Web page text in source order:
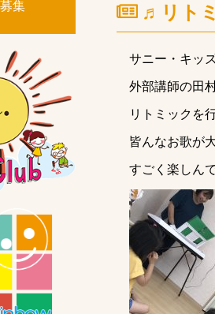
♬リト
サニー・キッ
外部講師の田
リトミックを
皆んなお歌が
すごく楽しん
集